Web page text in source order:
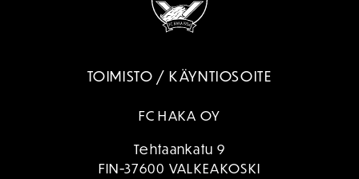
TOIMISTO / KÄYNTIOSOITE
FC HAKA OY
Tehtaankatu 9
FIN-37600 VALKEAKOSKI